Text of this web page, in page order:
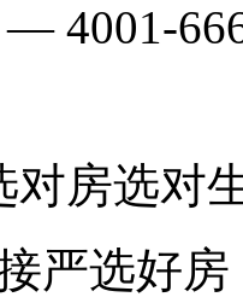
— 4001-
对房选对
严选好房